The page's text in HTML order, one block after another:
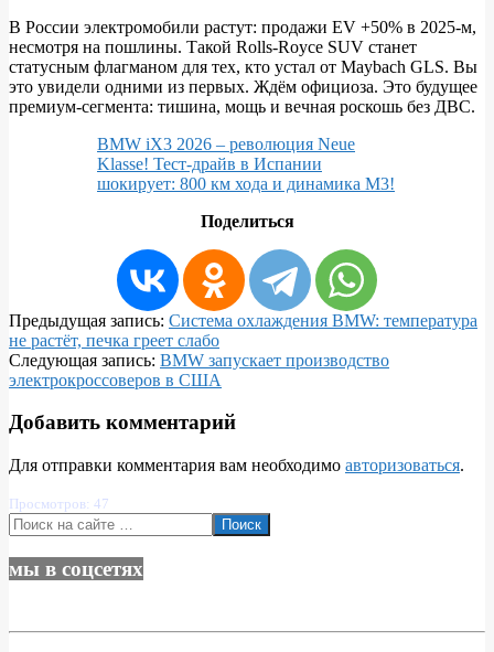
В России электромобили растут: продажи EV +50% в 2025-м,
несмотря на пошлины. Такой Rolls-Royce SUV станет
статусным флагманом для тех, кто устал от Maybach GLS. Вы
это увидели одними из первых. Ждём официоза. Это будущее
премиум-сегмента: тишина, мощь и вечная роскошь без ДВС.
BMW iX3 2026 – революция Neue
Klasse! Тест-драйв в Испании
шокирует: 800 км хода и динамика M3!
Поделиться
2026-
01-
22
Предыдущая запись: Система охлаждения BMW: температура
не растёт, печка греет слабо
Следующая запись: BMW запускает производство
электрокроссоверов в США
Добавить комментарий
Для отправки комментария вам необходимо авторизоваться.
Просмотров: 47
Поиск
мы в соцсетях